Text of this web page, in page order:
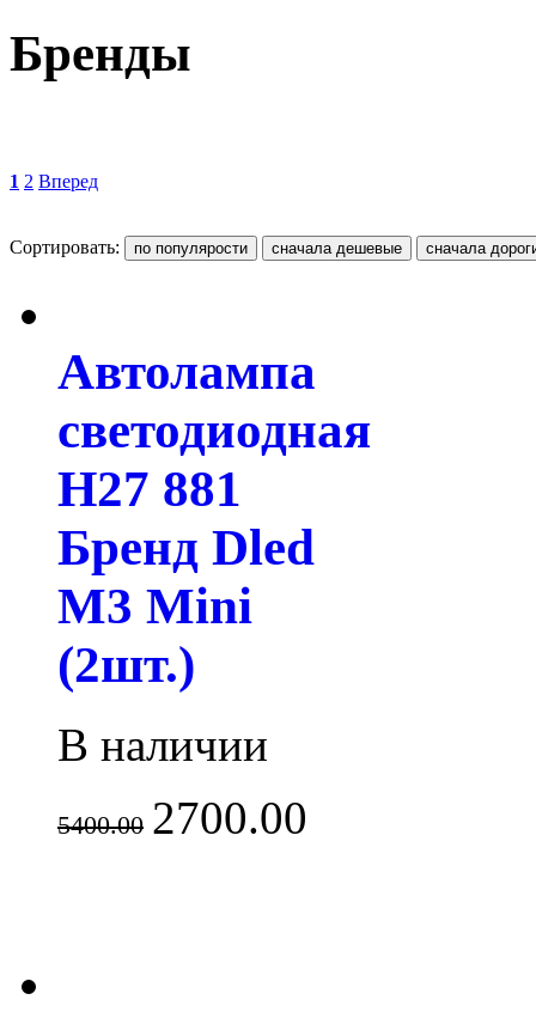
Бренды
1 2 Вперед
Сортировать:
Автолампа
светодиодная
H27 881
Бренд Dled
M3 Mini
(2шт.)
В наличии
5400.00 2700.00